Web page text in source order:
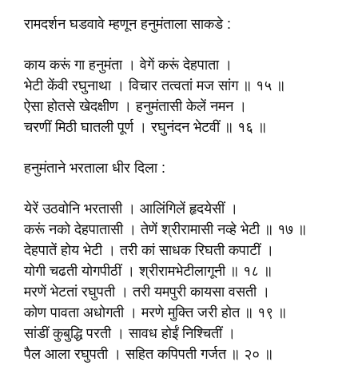
रामदर्शन घडवावे म्हणून हनुमंताला साकडे :
काय करूं गा हनुमंता । वेगें करूं देहपाता ।
भेटी केंवी रघुनाथा । विचार तत्वतां मज सांग ॥ १५ ॥
ऐसा होतसे खेदक्षीण । हनुमंतासी केलें नमन ।
चरणीं मिठी घातली पूर्ण । रघुनंदन भेटवीं ॥ १६ ॥
हनुमंताने भरताला धीर दिला :
येरें उठवोनि भरतासी । आलिंगिलें हृदयेसीं ।
करूं नको देहपातासी । तेणें श्रीरामासी नव्हे भेटी ॥ १७ ॥
देहपातें होय भेटी । तरी कां साधक रिघती कपाटीं ।
योगी चढती योगपीठीं । श्रीरामभेटीलागूनी ॥ १८ ॥
मरणें भेटतां रघुपती । तरी यमपुरी कायसा वसती ।
कोण पावता अधोगती । मरणे मुक्ति जरी होत ॥ १९ ॥
सांडीं कुबुद्धि परती । सावध होईं निश्चितीं ।
पैल आला रघुपती । सहित कपिपती गर्जत ॥ २० ॥